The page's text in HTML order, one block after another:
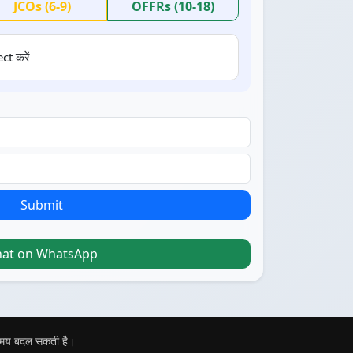
JCOs (6-9) OFFRs (10-18)
करें
Submit
on WhatsApp
बदल सकती है।